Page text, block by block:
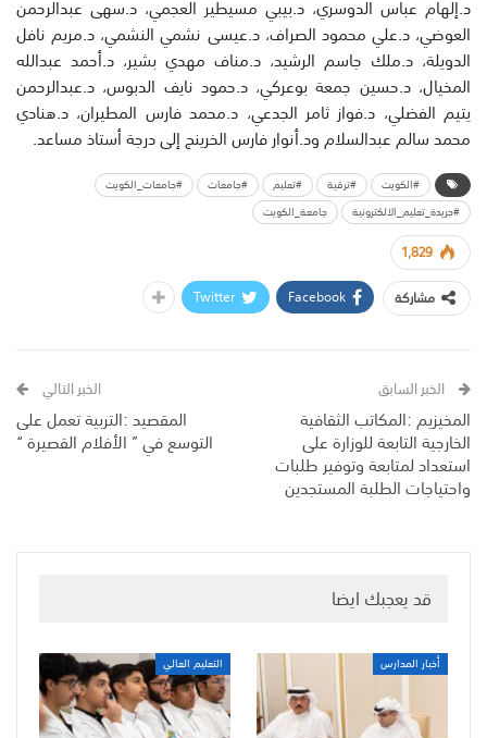
د.إلهام عباس الدوسري، د.بيبي مسيطير العجمي، د.سهى عبدالرحمن
العوضي، د.علي محمود الصراف، د.عيسى نشمي النشمي، د.مريم نافل
الدويلة، د.ملك جاسم الرشيد، د.مناف مهدي بشير، د.أحمد عبدالله
المخيال، د.حسين جمعة بوعركي، د.حمود نايف الدبوس، د.عبدالرحمن
يتيم الفضلي، د.فواز ثامر الجدعي، د.محمد فارس المطيران، د.هنادي
محمد سالم عبدالسلام ود.أنوار فارس الخرينج إلى درجة أستاذ مساعد.
#الكويت #ترقية #تعليم #جامعات
#جامعات_الكويت
#جريدة_تعليم_الالكترونية
جامعة_الكويت
1,829
مشاركة
Facebook
Twitter
الخبر السابق
المخيزيم :المكاتب الثقافية
الخارجية التابعة للوزارة على
استعداد لمتابعة وتوفير طلبات
واحتياجات الطلبة المستجدين
الخبر التالي
المقصيد :التربية تعمل على
التوسع في ” الأفلام القصيرة “
قد يعجبك ايضا
أخبار المدارس التعليم العالي